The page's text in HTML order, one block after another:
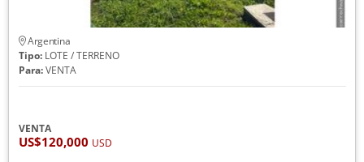
Argentina
Tipo:LOTE / TERRENO
Para:VENTA
VENTA
US$120,000 USD